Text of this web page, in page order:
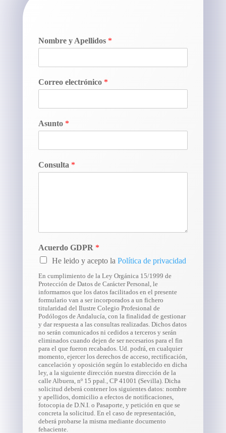
Nombre y Apellidos *
Correo electrónico *
Asunto *
Consulta *
Acuerdo GDPR *
He leido y acepto la Política de privacidad
En cumplimiento de la Ley Orgánica 15/1999 de
Protección de Datos de Carácter Personal, le
informamos que los datos facilitados en el presente
formulario van a ser incorporados a un fichero
titularidad del Ilustre Colegio Profesional de
Podólogos de Andalucía, con la finalidad de gestionar
y dar respuesta a las consultas realizadas. Dichos datos
no serán comunicados ni cedidos a terceros y serán
eliminados cuando dejen de ser necesarios para el fin
para el que fueron recabados. Ud. podrá, en cualquier
momento, ejercer los derechos de acceso, rectificación,
cancelación y oposición según lo establecido en dicha
ley, a la siguiente dirección nuestra dirección de la
calle Albuera, nº 15 ppal., CP 41001 (Sevilla). Dicha
solicitud deberá contener los siguientes datos: nombre
y apellidos, domicilio a efectos de notificaciones,
fotocopia de D.N.I. o Pasaporte, y petición en que se
concreta la solicitud. En el caso de representación,
deberá probarse la misma mediante documento
fehaciente.